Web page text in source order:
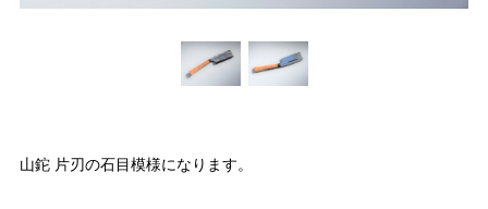
山鉈 片刃の石目模様になります。